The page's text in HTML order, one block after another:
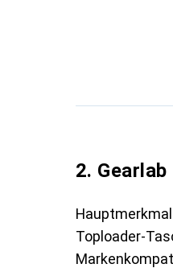
2. Gearlab
Toploader-